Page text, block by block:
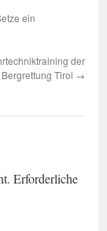
ein
der
Bergrettung Tirol →
Erforderliche